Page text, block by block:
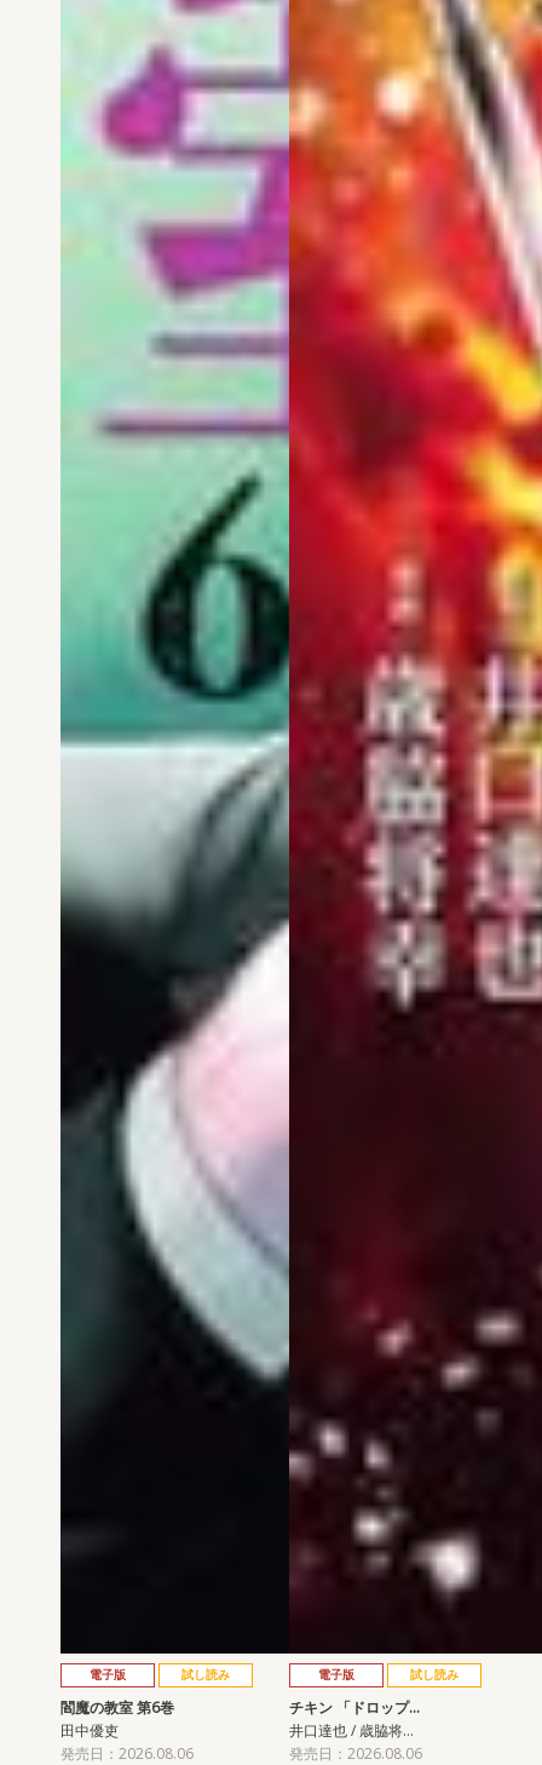
電子版 試し読み
閻魔の教室 第6巻
田中優吏
発売日：2026.08.06
電子版 試し読み
チキン 「ドロップ…
井口達也 / 歳脇将…
発売日：2026.08.06